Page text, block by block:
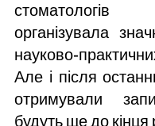
організувала
науково-
Але і після
отримували